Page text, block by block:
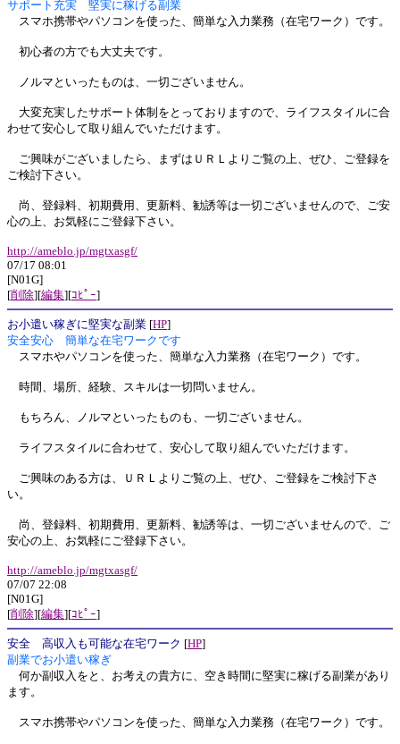
サポート充実 堅実に稼げる副業
スマホ携帯やパソコンを使った、簡単な入力業務（在宅ワーク）です。
初心者の方でも大丈夫です。
ノルマといったものは、一切ございません。
大変充実したサポート体制をとっておりますので、ライフスタイルに合
わせて安心して取り組んでいただけます。
ご興味がございましたら、まずはＵＲＬよりご覧の上、ぜひ、ご登録を
ご検討下さい。
尚、登録料、初期費用、更新料、勧誘等は一切ございませんので、ご安
心の上、お気軽にご登録下さい。
http://ameblo.jp/mgtxasgf/
07/17 08:01
[N01G]
[削除][編集][ｺﾋﾟｰ]
お小遣い稼ぎに堅実な副業 [HP]
安全安心 簡単な在宅ワークです
スマホやパソコンを使った、簡単な入力業務（在宅ワーク）です。
時間、場所、経験、スキルは一切問いません。
もちろん、ノルマといったものも、一切ございません。
ライフスタイルに合わせて、安心して取り組んでいただけます。
ご興味のある方は、ＵＲＬよりご覧の上、ぜひ、ご登録をご検討下さ
い。
尚、登録料、初期費用、更新料、勧誘等は、一切ございませんので、ご
安心の上、お気軽にご登録下さい。
http://ameblo.jp/mgtxasgf/
07/07 22:08
[N01G]
[削除][編集][ｺﾋﾟｰ]
安全 高収入も可能な在宅ワーク [HP]
副業でお小遣い稼ぎ
何か副収入をと、お考えの貴方に、空き時間に堅実に稼げる副業があり
ます。
スマホ携帯やパソコンを使った、簡単な入力業務（在宅ワーク）です。